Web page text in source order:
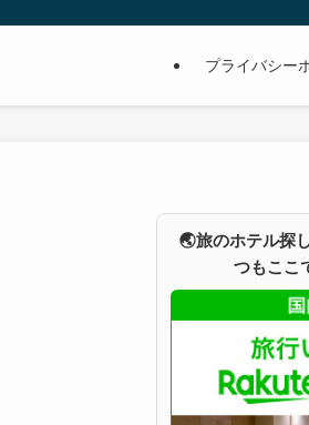
プライバシー
🌏旅のホテル探
つもここ